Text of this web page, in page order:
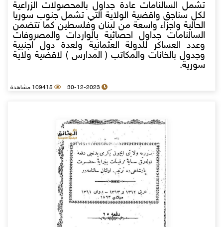
تشمل السالنامات عادة جداول بالمحصولات الزراعية
لكل سناجق واقضية الولاية التي تشمل جنوب سوريا
الحالية واجزاء واسعة من لبنان وفلسطين كما تتضمن
السالنامات جداول احصائية بالواردات والمصروفات
وعدد العساكر للدولة العثمانية ولعدة دول اجنبية
وجدول بالخانات والمكاتب ( المدارس ) لاقضية ولاية
سورية.
30-12-2023 109415 مشاهدة